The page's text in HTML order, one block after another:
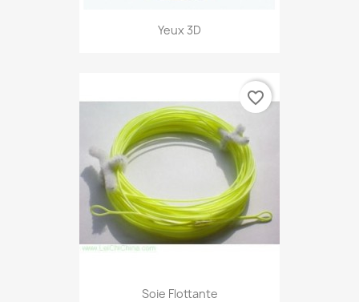
Yeux 3D
Soie Flottante
favorite_border